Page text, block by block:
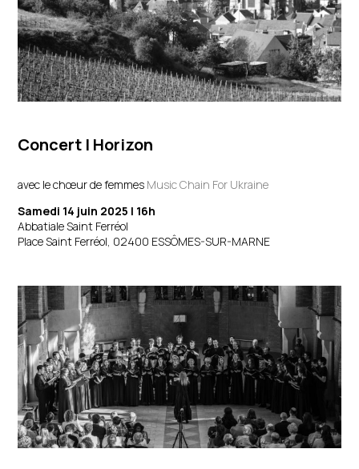
Concert | Horizon
avec le chœur de femmes Music Chain For Ukraine
Samedi 14 juin 2025 | 16h
Abbatiale Saint Ferréol
Place Saint Ferréol, 02400 ESSÔMES-SUR-MARNE